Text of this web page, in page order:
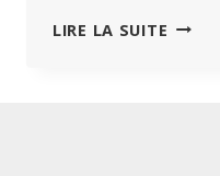
LIRE LA SUITE L’UE